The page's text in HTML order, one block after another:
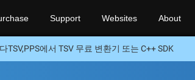
Support Websites About
TSV,PPS에서 TSV 무료 변환기 또는 C++ SDK